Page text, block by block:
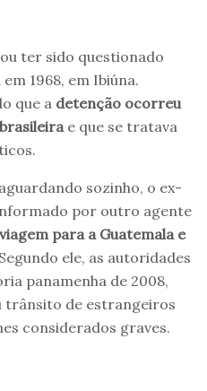
ter sido questionado
1968, em Ibiúna.
que a detenção ocorreu
e que se tratava
sozinho, o ex-
por outro agente
para a Guatemala e
ele, as autoridades
panamenha de 2008,
trânsito de estrangeiros
considerados graves.